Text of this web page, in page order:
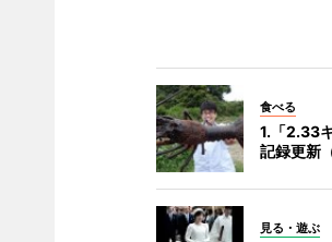
食べる
1.「2.33
記録更新
見る・遊ぶ